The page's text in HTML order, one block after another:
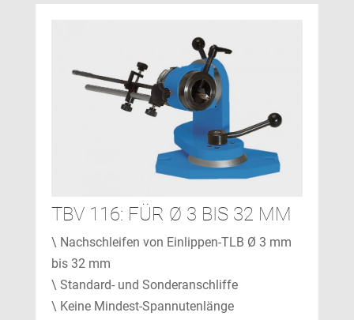
TBV 116: FÜR Ø 3 BIS 32 MM
\ Nachschleifen von Einlippen-TLB Ø 3 mm
bis 32 mm
\ Standard- und Sonderanschliffe
\ Keine Mindest-Spannutenlänge